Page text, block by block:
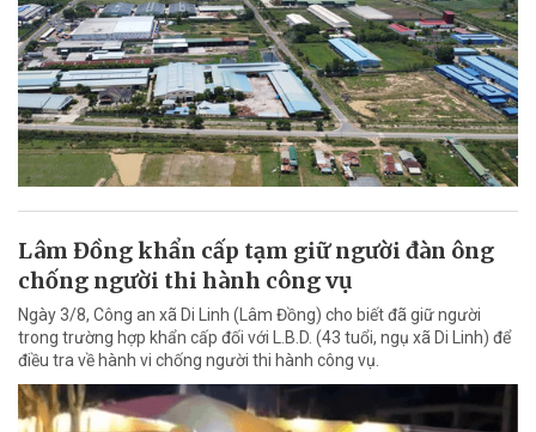
Lâm Đồng khẩn cấp tạm giữ người đàn ông
chống người thi hành công vụ
Ngày 3/8, Công an xã Di Linh (Lâm Đồng) cho biết đã giữ người
trong trường hợp khẩn cấp đối với L.B.D. (43 tuổi, ngụ xã Di Linh) để
điều tra về hành vi chống người thi hành công vụ.